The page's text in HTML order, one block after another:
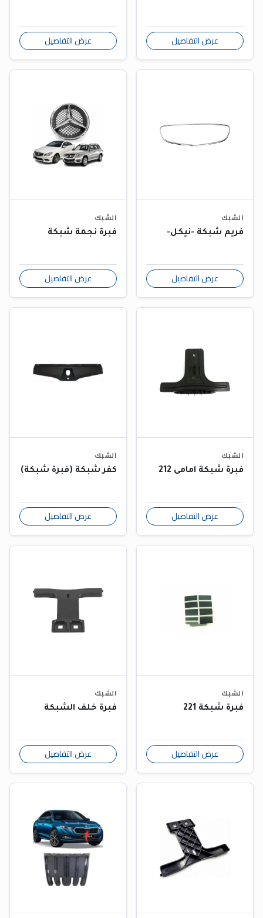
عرض التفاصيل عرض التفاصيل
الشبك
فريم شبكة -نيكل-
عرض التفاصيل
الشبك
فبرة نجمة شبكة
عرض التفاصيل
الشبك
فبرة شبكة امامى 212
عرض التفاصيل
الشبك
كفر شبكة (فبرة شبكة)
عرض التفاصيل
الشبك
فبرة شبكة 221
عرض التفاصيل
الشبك
فبرة خلف الشبكة
عرض التفاصيل